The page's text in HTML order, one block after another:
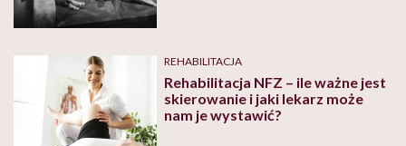
REHABILITACJA
Rehabilitacja NFZ – ile ważne jest
skierowanie i jaki lekarz może
nam je wystawić?